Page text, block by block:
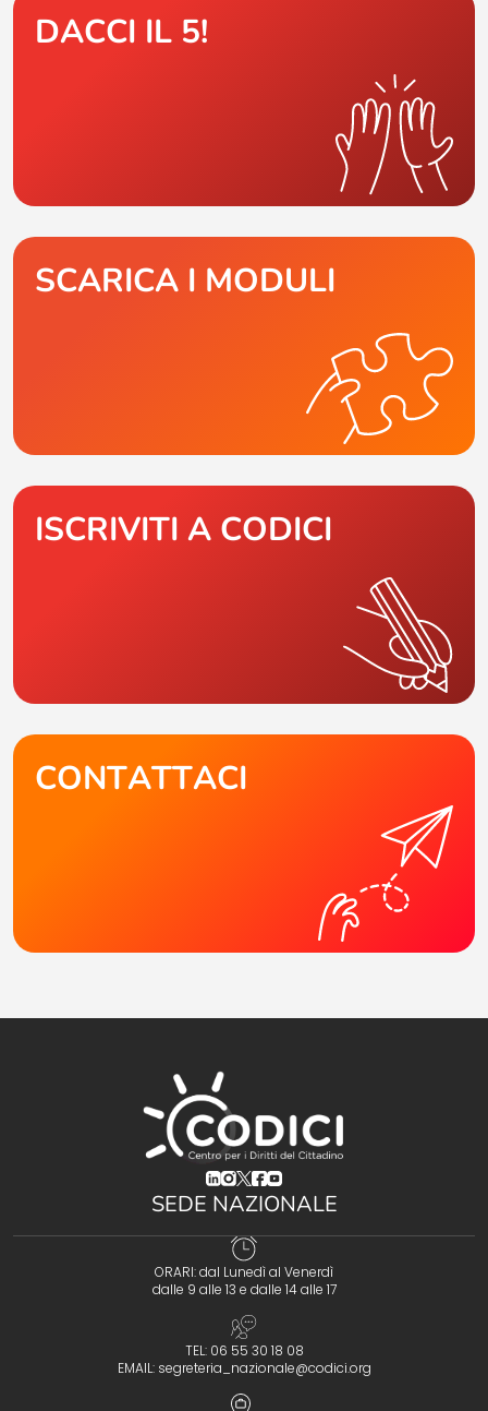
DACCI IL 5!
SCARICA I MODULI
ISCRIVITI A CODICI
CONTATTACI
(opens in a new tab)
(opens in a new tab)
(opens in a new tab)
(opens in a new tab)
(opens in a new tab)
SEDE NAZIONALE
ORARI: dal Lunedì al Venerdì
dalle 9 alle 13 e dalle 14 alle 17
TEL: 06 55 30 18 08
EMAIL: segreteria_nazionale@codici.org